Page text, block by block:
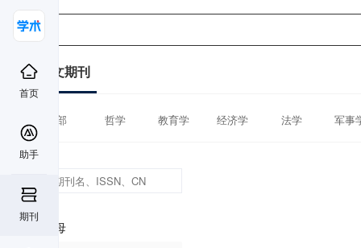
首页
助手
期刊
中文期刊
全部 哲学 教育学 经济学 法学 军事
首字母